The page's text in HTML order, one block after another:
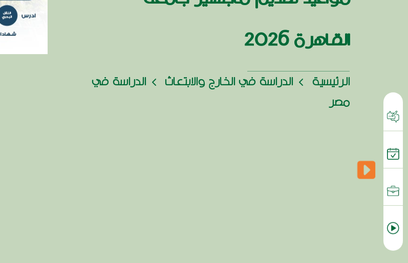
القاهرة 2026
الرئيسية الدراسة في الخارج والابتعاث
الدراسة في
مصر